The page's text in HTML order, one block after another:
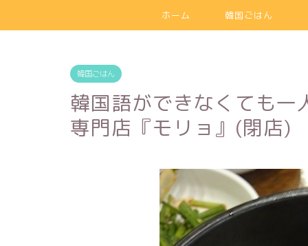
ホーム 韓国ごはん
韓国ごはん
韓国語ができなくても一
専門店『モリョ』(閉店)